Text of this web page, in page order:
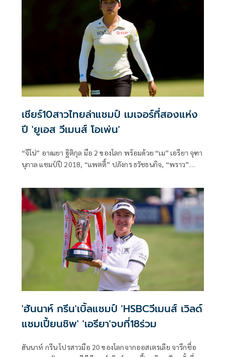
อย่าง เจนนิเฟอร์ คัพโช โปรสาวชาวอเมริกันอยู่ 3 สโตรก
เชียร์10สาวไทยล่าแชมป์ เมเจอร์ที่สองแห่ง
ปี 'ยูเอส วีเมนส์ โอเพ่น'
“จีโน่” อาฒยา ฐิติกุล มือ 2 ของโลก พร้อมด้วย “เม” เอรียา จุฑา
นุกาล แชมป์ปี 2018, “แพตตี้” ปภังกร ธวัชธนกิจ, “พราว”
ที่ผ่านการเล่นคัดเลือกอีก 5 คน ร่วมประชันวงสวิงไล่ล่าแชมป์
“ยูเอส วีเมนส์ โอเพ่น” เมเจอร์ที่สองแห่งปี ที่รัฐแคลิฟอร์เนีย
ประเทศสหรัฐอเมริกา ระหว่างวันที่ 4-7 มิถุนายนนี้ ชิงเงิน
รางวัลรวม 12 ล้านดอลลาร์สหรัฐ หรือราว 390.7 ล้านบาท
'ฮันนาห์ กรีน'เบิ้ลแชมป์ 'HSBCวีเมนส์ เวิลด์
แชมเปี้ยนชิพ' 'เอรียา'จบที่18ร่วม
ฮันนาห์ กรีน โปรสาวมือ 20 ของโลกจากออสเตรเลีย จารึกชื่อ